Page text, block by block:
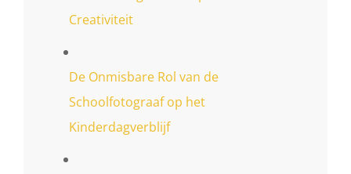
Creativiteit
De Onmisbare Rol van de
Schoolfotograaf op het
Kinderdagverblijf